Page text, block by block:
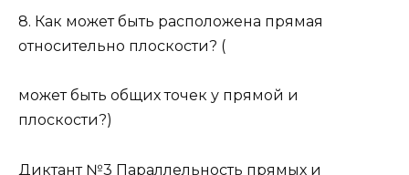
8. Как может быть расположена прямая
относительно плоскости? (
может быть общих точек у прямой и
плоскости?)
Диктант №3 Параллельность прямых и